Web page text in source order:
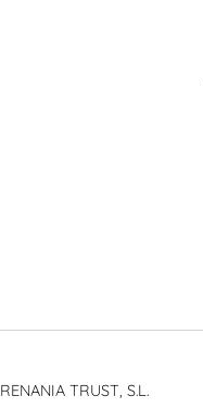
RENANIA TRUST, S.L.